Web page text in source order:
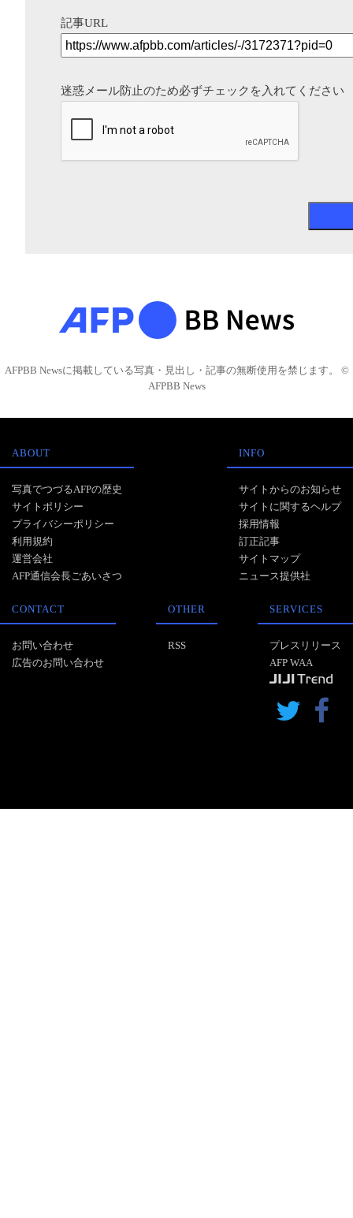
記事URL
迷惑メール防止のため必ずチェックを入れてください
AFPBB Newsに掲載している写真・見出し・記事の無断使用を禁じます。 ©
AFPBB News
ABOUT
写真でつづるAFPの歴史
サイトポリシー
プライバシーポリシー
利用規約
運営会社
AFP通信会長ごあいさつ
INFO
サイトからのお知らせ
サイトに関するヘルプ
採用情報
訂正記事
サイトマップ
ニュース提供社
CONTACT
お問い合わせ
広告のお問い合わせ
OTHER
RSS
SERVICES
プレスリリース
AFP WAA